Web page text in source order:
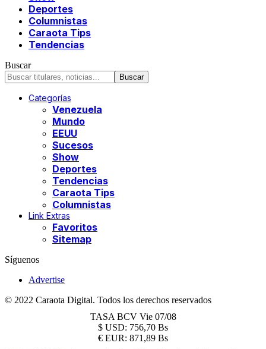
Deportes
Columnistas
Caraota Tips
Tendencias
Buscar
Categorías
Venezuela
Mundo
EEUU
Sucesos
Show
Deportes
Tendencias
Caraota Tips
Columnistas
Link Extras
Favoritos
Sitemap
Síguenos
Advertise
© 2022 Caraota Digital. Todos los derechos reservados
TASA BCV Vie 07/08
$ USD: 756,70 Bs
€ EUR: 871,89 Bs